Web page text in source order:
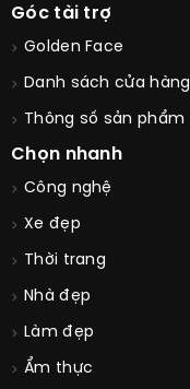
Góc tài trợ
Golden Face
Danh sách cửa hàng
Thông số sản phẩm
Chọn nhanh
Công nghệ
Xe đẹp
Thời trang
Nhà đẹp
Làm đẹp
Ẩm thực